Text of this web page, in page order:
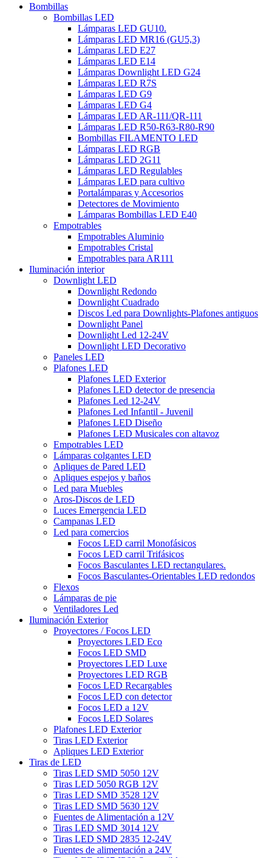
Bombillas
Bombillas LED
Lámparas LED GU10.
Lámparas LED MR16 (GU5,3)
Lámparas LED E27
Lámparas LED E14
Lámparas Downlight LED G24
Lámparas LED R7S
Lámparas LED G9
Lámparas LED G4
Lámparas LED AR-111/QR-111
Lámparas LED R50-R63-R80-R90
Bombillas FILAMENTO LED
Lámparas LED RGB
Lámparas LED 2G11
Lámparas LED Regulables
Lámparas LED para cultivo
Portalámparas y Accesorios
Detectores de Movimiento
Lámparas Bombillas LED E40
Empotrables
Empotrables Aluminio
Empotrables Cristal
Empotrables para AR111
Iluminación interior
Downlight LED
Downlight Redondo
Downlight Cuadrado
Discos Led para Downlights-Plafones antiguos
Downlight Panel
Downlight Led 12-24V
Downlight LED Decorativo
Paneles LED
Plafones LED
Plafones LED Exterior
Plafones LED detector de presencia
Plafones Led 12-24V
Plafones Led Infantil - Juvenil
Plafones LED Diseño
Plafones LED Musicales con altavoz
Empotrables LED
Lámparas colgantes LED
Apliques de Pared LED
Apliques espejos y baños
Led para Muebles
Aros-Discos de LED
Luces Emergencia LED
Campanas LED
Led para comercios
Focos LED carril Monofásicos
Focos LED carril Trifásicos
Focos Basculantes LED rectangulares.
Focos Basculantes-Orientables LED redondos
Flexos
Lámparas de pie
Ventiladores Led
Iluminación Exterior
Proyectores / Focos LED
Proyectores LED Eco
Focos LED SMD
Proyectores LED Luxe
Proyectores LED RGB
Focos LED Recargables
Focos LED con detector
Focos LED a 12V
Focos LED Solares
Plafones LED Exterior
Tiras LED Exterior
Apliques LED Exterior
Tiras de LED
Tiras LED SMD 5050 12V
Tiras LED 5050 RGB 12V
Tiras LED SMD 3528 12V
Tiras LED SMD 5630 12V
Fuentes de Alimentación a 12V
Tiras LED SMD 3014 12V
Tiras LED SMD 2835 12-24V
Fuentes de alimentación a 24V